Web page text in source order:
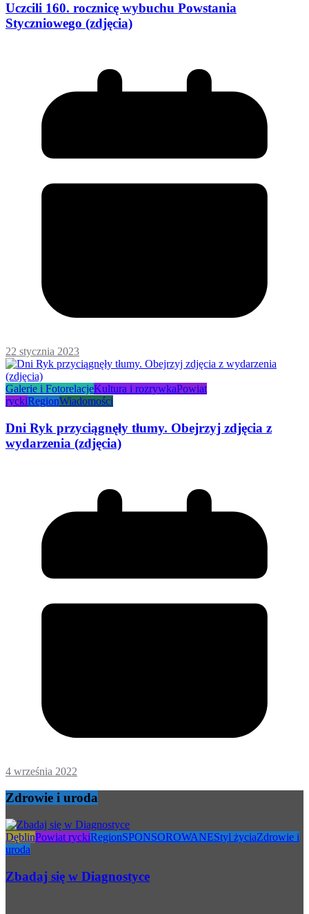
Uczcili 160. rocznicę wybuchu Powstania
Styczniowego (zdjęcia)
22 stycznia 2023
Galerie i FotorelacjeKultura i rozrywkaPowiat
ryckiRegionWiadomości
Dni Ryk przyciągnęły tłumy. Obejrzyj zdjęcia z
wydarzenia (zdjęcia)
4 września 2022
Zdrowie i uroda
DęblinPowiat ryckiRegionSPONSOROWANEStyl życiaZdrowie i
uroda
Zbadaj się w Diagnostyce